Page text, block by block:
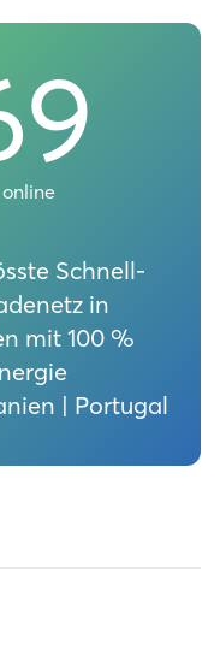
Schnell-
in
mit 100 %
| Portugal